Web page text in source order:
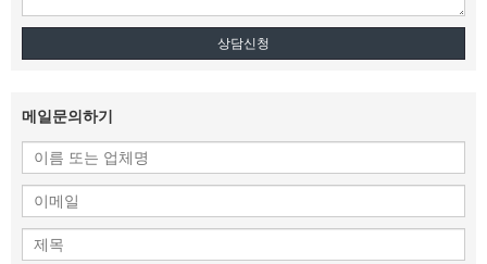
상담신청
메일문의하기